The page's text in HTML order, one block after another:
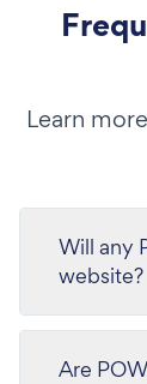
Learn
Will any
website?
Are